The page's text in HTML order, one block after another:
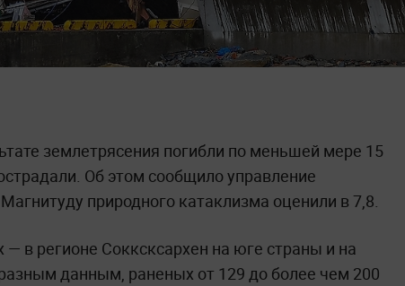
землетрясения погибли по меньшей мере 15
Об этом сообщило управление
природного катаклизма оценили в 7,8.
в регионе Сокксксархен на юге страны и на
данным, раненых от 129 до более чем 200